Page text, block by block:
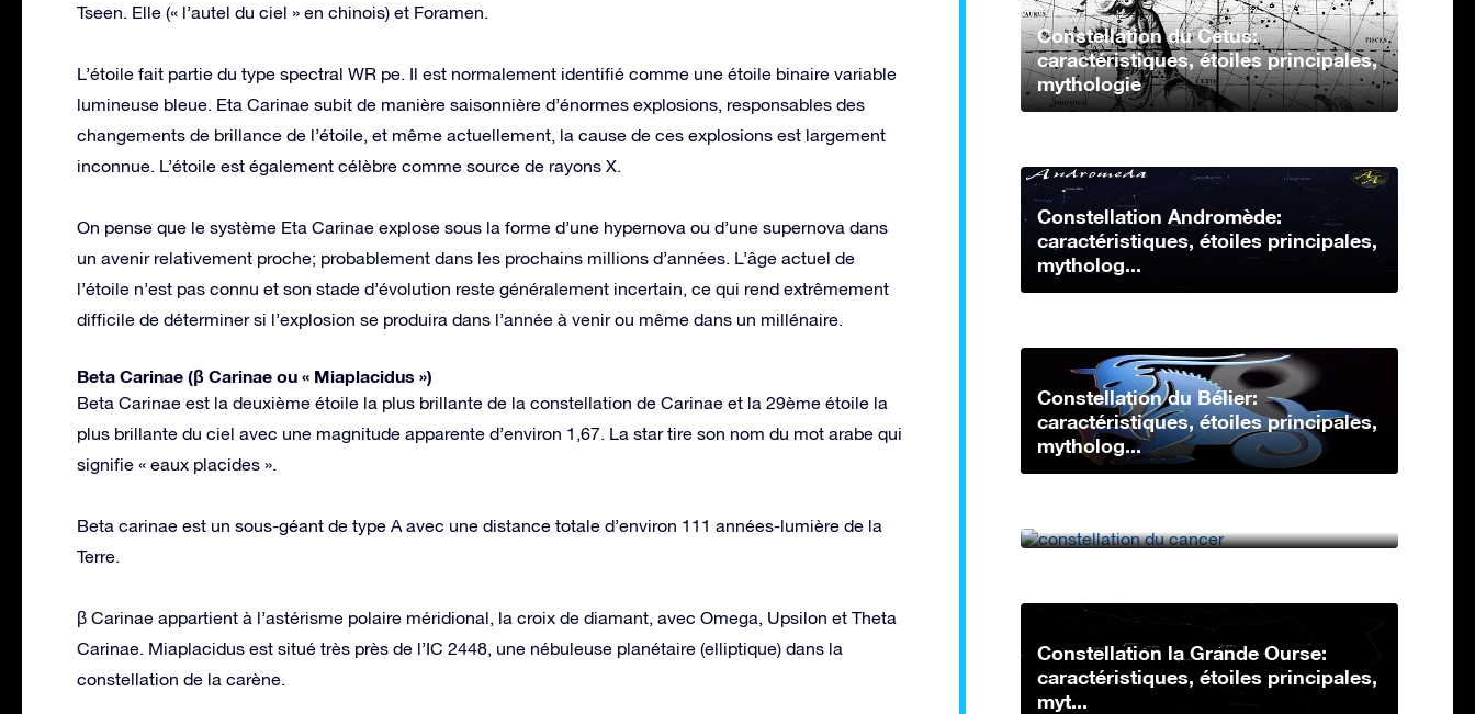
Tseen. Elle (« l’autel du ciel » en chinois) et Foramen.
L’étoile fait partie du type spectral WR pe. Il est normalement identifié comme une étoile binaire variable
lumineuse bleue. Eta Carinae subit de manière saisonnière d’énormes explosions, responsables des
changements de brillance de l’étoile, et même actuellement, la cause de ces explosions est largement
inconnue. L’étoile est également célèbre comme source de rayons X.
On pense que le système Eta Carinae explose sous la forme d’une hypernova ou d’une supernova dans
un avenir relativement proche; probablement dans les prochains millions d’années. L’âge actuel de
l’étoile n’est pas connu et son stade d’évolution reste généralement incertain, ce qui rend extrêmement
difficile de déterminer si l’explosion se produira dans l’année à venir ou même dans un millénaire.
Beta Carinae (β Carinae ou « Miaplacidus »)
Beta Carinae est la deuxième étoile la plus brillante de la constellation de Carinae et la 29ème étoile la
plus brillante du ciel avec une magnitude apparente d’environ 1,67. La star tire son nom du mot arabe qui
signifie « eaux placides ».
Beta carinae est un sous-géant de type A avec une distance totale d’environ 111 années-lumière de la
Terre.
β Carinae appartient à l’astérisme polaire méridional, la croix de diamant, avec Omega, Upsilon et Theta
Carinae. Miaplacidus est situé très près de l’IC 2448, une nébuleuse planétaire (elliptique) dans la
constellation de la carène.
Constellation du Cetus:
caractéristiques, étoiles principales,
mythologie
Constellation Andromède:
caractéristiques, étoiles principales,
mytholog...
Constellation du Bélier:
caractéristiques, étoiles principales,
mytholog...
Constellation du Cancer:
Constellation la Grande Ourse:
caractéristiques, étoiles principales,
myt...